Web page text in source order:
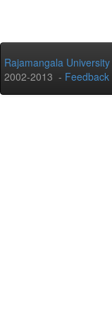
Rajamangala
2002-2013 - Feedback